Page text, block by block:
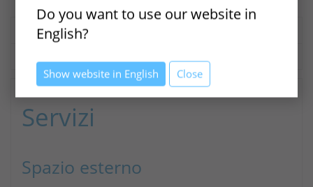
DESCRIZIONE
Servizi
Spazio esterno
Do you want to use our website in
English?
Show website in English Close